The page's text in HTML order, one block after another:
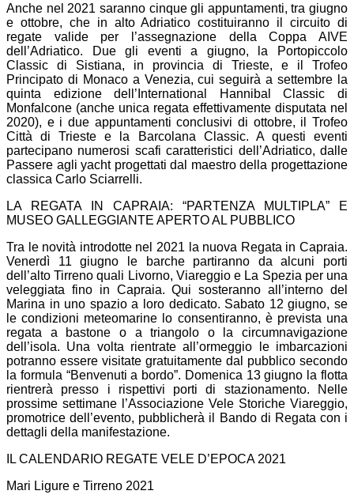
Anche nel 2021 saranno cinque gli appuntamenti, tra giugno
e ottobre, che in alto Adriatico costituiranno il circuito di
regate valide per l’assegnazione della Coppa AIVE
dell’Adriatico. Due gli eventi a giugno, la Portopiccolo
Classic di Sistiana, in provincia di Trieste, e il Trofeo
Principato di Monaco a Venezia, cui seguirà a settembre la
quinta edizione dell’International Hannibal Classic di
Monfalcone (anche unica regata effettivamente disputata nel
2020), e i due appuntamenti conclusivi di ottobre, il Trofeo
Città di Trieste e la Barcolana Classic. A questi eventi
partecipano numerosi scafi caratteristici dell’Adriatico, dalle
Passere agli yacht progettati dal maestro della progettazione
classica Carlo Sciarrelli.
LA REGATA IN CAPRAIA: “PARTENZA MULTIPLA” E
MUSEO GALLEGGIANTE APERTO AL PUBBLICO
Tra le novità introdotte nel 2021 la nuova Regata in Capraia.
Venerdì 11 giugno le barche partiranno da alcuni porti
dell’alto Tirreno quali Livorno, Viareggio e La Spezia per una
veleggiata fino in Capraia. Qui sosteranno all’interno del
Marina in uno spazio a loro dedicato. Sabato 12 giugno, se
le condizioni meteomarine lo consentiranno, è prevista una
regata a bastone o a triangolo o la circumnavigazione
dell’isola. Una volta rientrate all’ormeggio le imbarcazioni
potranno essere visitate gratuitamente dal pubblico secondo
la formula “Benvenuti a bordo”. Domenica 13 giugno la flotta
rientrerà presso i rispettivi porti di stazionamento. Nelle
prossime settimane l’Associazione Vele Storiche Viareggio,
promotrice dell’evento, pubblicherà il Bando di Regata con i
dettagli della manifestazione.
IL CALENDARIO REGATE VELE D’EPOCA 2021
Mari Ligure e Tirreno 2021